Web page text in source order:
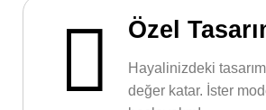
Özel
Hayalinizdeki
değer katar. İster